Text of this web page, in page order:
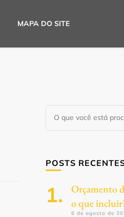
MAPA DO SITE
Procurando
algo?
POSTS
Orçamento
o que
6 de agosto de